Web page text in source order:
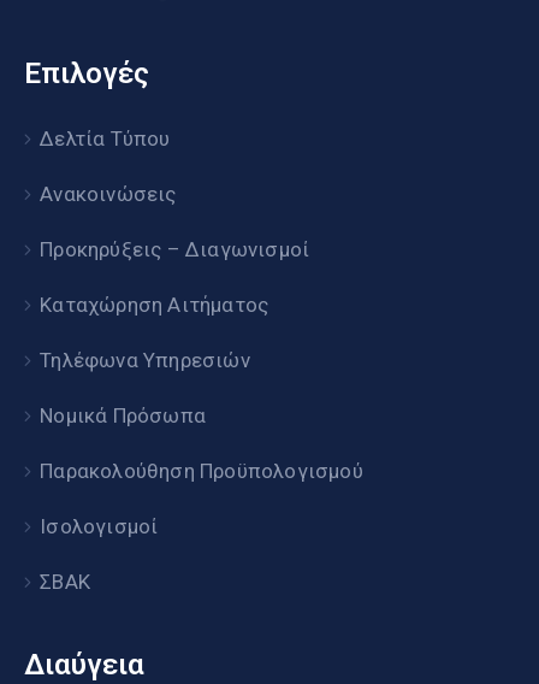
Επιλογές
Δελτία Τύπου
Ανακοινώσεις
Προκηρύξεις – Διαγωνισμοί
Καταχώρηση Αιτήματος
Τηλέφωνα Υπηρεσιών
Νομικά Πρόσωπα
Παρακολούθηση Προϋπολογισμού
Ισολογισμοί
ΣΒΑΚ
Διαύγεια